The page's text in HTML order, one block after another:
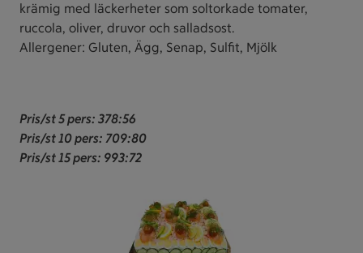
krämig med läckerheter som soltorkade tomater,
ruccola, oliver, druvor och salladsost.
Allergener: Gluten, Ägg, Senap, Sulfit, Mjölk
Pris/st 5 pers: 378:56
Pris/st 10 pers: 709:80
Pris/st 15 pers: 993:72